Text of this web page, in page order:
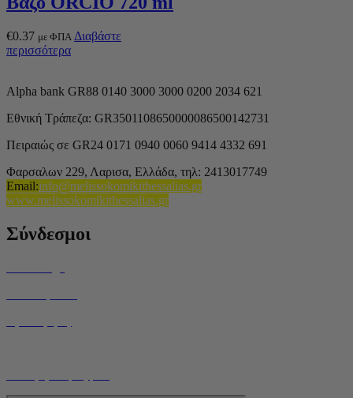
€0.37 με ΦΠΑ Διαβάστε
περισσότερα
Alpha bank GR88 0140 3000 3000 0200 2034 621
Εθνική Τράπεζα: GR3501108650000086500142731
Πειραιώς σε GR24 0171 0940 0060 9414 4332 691
Φαρσαλων 229, Λαρισα, Ελλάδα, τηλ: 2413017749
Email:info@melissokomikithessalias.gr
www.melissokomikithessalias.gr
Σύνδεσμοι